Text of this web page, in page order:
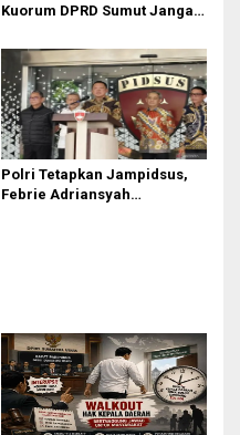
Kuorum DPRD Sumut Jangan
Internal
Polri Tetapkan Jampidsus,
Febrie Adriansyah